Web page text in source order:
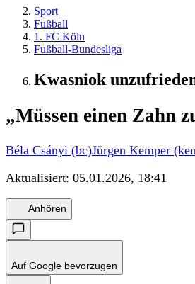
Sport
Fußball
1. FC Köln
Fußball-Bundesliga
Kwasniok
„Müssen einen Zahn
Béla Csányi (bc)Jürgen Kemper
Aktualisiert: 05.01.2026, 18:41
Anhören
Auf Google bevorzugen